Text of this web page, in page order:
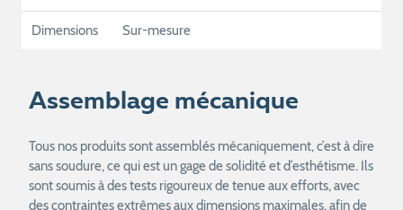
Dimensions Sur-mesure
Assemblage mécanique
Tous nos produits sont assemblés mécaniquement, c’est à dire
sans soudure, ce qui est un gage de solidité et d’esthétisme. Ils
sont soumis à des tests rigoureux de tenue aux efforts, avec
des contraintes extrêmes aux dimensions maximales, afin de